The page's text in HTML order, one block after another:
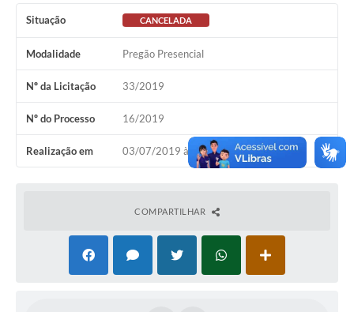
Situação CANCELADA
Modalidade Pregão Presencial
Nº da Licitação 33/2019
Nº do Processo 16/2019
Realização em 03/07/2019 às 09h15
COMPARTILHAR